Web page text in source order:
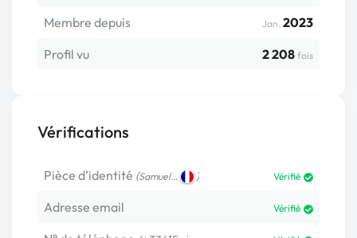
Membre depuis Jan. 2023
Profil vu
2 208 fois
Vérifications
Pièce d’identité (Samuel… ) Vérifié
Adresse email Vérifié